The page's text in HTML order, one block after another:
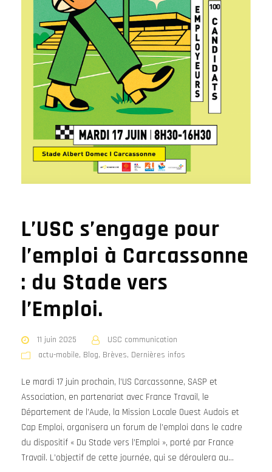
L’USC s’engage pour
l’emploi à Carcassonne
: du Stade vers
l’Emploi.
11 juin 2025
USC communication
actu-mobile, Blog, Brèves, Dernières infos
Le mardi 17 juin prochain, l’US Carcassonne, SASP et
Association, en partenariat avec France Travail, le
Département de l’Aude, la Mission Locale Ouest Audois et
Cap Emploi, organisera un forum de l’emploi dans le cadre
du dispositif « Du Stade vers l’Emploi », porté par France
Travail. L’objectif de cette journée, qui se déroulera au...